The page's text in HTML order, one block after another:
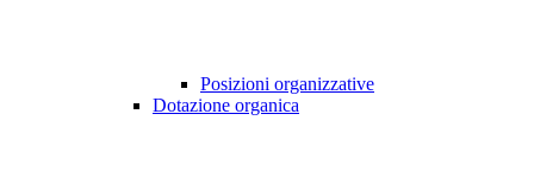
Posizioni organizzative
Dotazione organica